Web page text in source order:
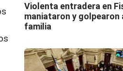
Violenta entradera en
maniataron y golpearon
familia